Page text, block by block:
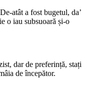
atât a fost bugetul, da’
o iau subsuoară și-o
dar de preferință, stați
de începător.